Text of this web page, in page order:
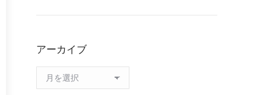
アーカイブ
ー